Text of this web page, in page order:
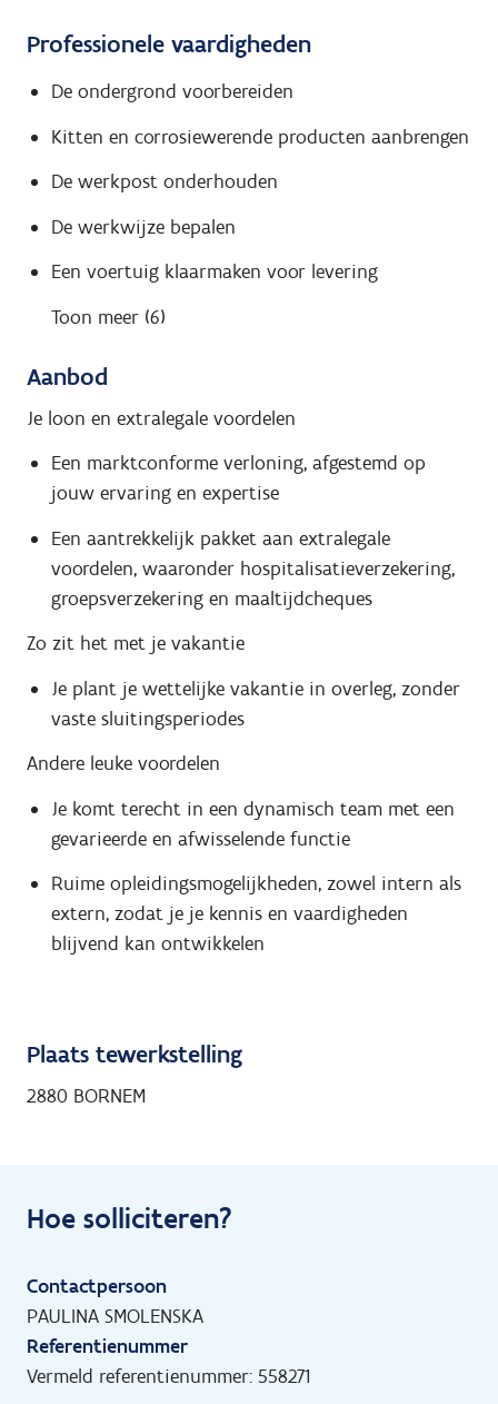
Professionele vaardigheden
De ondergrond voorbereiden
Kitten en corrosiewerende producten aanbrengen
De werkpost onderhouden
De werkwijze bepalen
Een voertuig klaarmaken voor levering
Toon meer (6)
Aanbod
Je loon en extralegale voordelen
Een marktconforme verloning, afgestemd op
jouw ervaring en expertise
Een aantrekkelijk pakket aan extralegale
voordelen, waaronder hospitalisatieverzekering,
groepsverzekering en maaltijdcheques
Zo zit het met je vakantie
Je plant je wettelijke vakantie in overleg, zonder
vaste sluitingsperiodes
Andere leuke voordelen
Je komt terecht in een dynamisch team met een
gevarieerde en afwisselende functie
Ruime opleidingsmogelijkheden, zowel intern als
extern, zodat je je kennis en vaardigheden
blijvend kan ontwikkelen
Plaats tewerkstelling
2880 BORNEM
Hoe solliciteren?
Contactpersoon
PAULINA SMOLENSKA
Referentienummer
Vermeld referentienummer: 558271